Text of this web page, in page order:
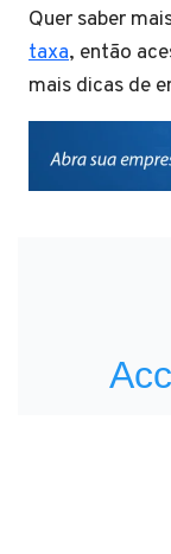
Quer saber
taxa, então
mais dicas de